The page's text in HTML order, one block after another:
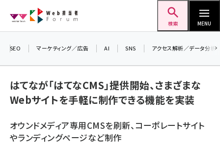
ン
検索 MENU
ai (2814)
SEO マーケティング／広告 AI SNS アクセス解析／データ分析
はてなが「はてなCMS」提供開始、さまざまな
Webサイトを手軽に制作できる機能を実装
オウンドメディア専用CMSを刷新、コーポレートサイト
やランディングページなど制作